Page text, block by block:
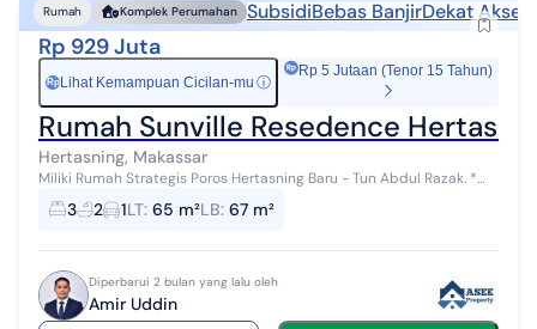
Rumah Komplek Perumahan SubsidiBebas BanjirDekat
Rp 929 Juta
Rp Lihat Kemampuan Cicilan-mu ⓘ
Rp 5 Jutaan (Tenor 15 Tahun)
Rumah Sunville Resedence
Hertasning, Makassar
Miliki Rumah Strategis Poros Hertasning Baru - Tun Abdul Razak. *
Selangkah Ke Universitas Patria Arta * 4 Menit ke Supermarket
SATUSAMA dan Grand ...
3 2 1LT: 65 m²LB: 67 m²
Diperbarui 2 bulan yang lalu oleh
Amir Uddin